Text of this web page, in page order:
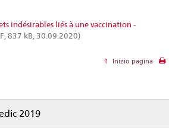
indésirables liés à une vaccination -
837 kB, 30.09.2020)
Inizio pagina
2019